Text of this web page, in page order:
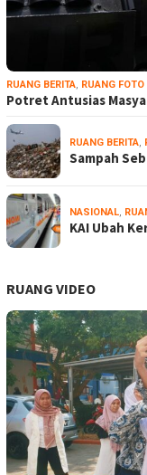
RUANG BERITA, RUANG FOTO
Potret Antusias
RUANG BERITA,
Sampah
NASIONAL,
KAI Ubah
RUANG VIDEO